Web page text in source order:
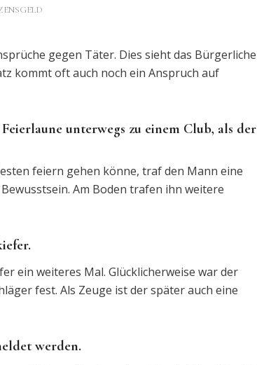
gegen Täter. Dies sieht das Bürgerliche
kommt oft auch noch ein Anspruch auf
unterwegs zu einem Club, als der
feiern gehen könne, traf den Mann eine
Am Boden trafen ihn weitere
ein weiteres Mal. Glücklicherweise war der
fest. Als Zeuge ist der später auch eine
werden.